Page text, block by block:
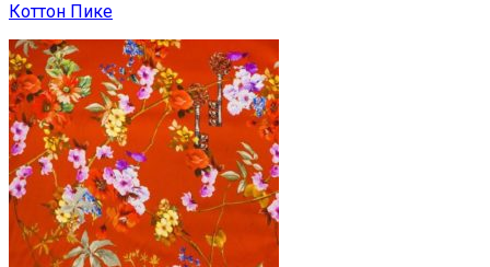
Коттон Пике